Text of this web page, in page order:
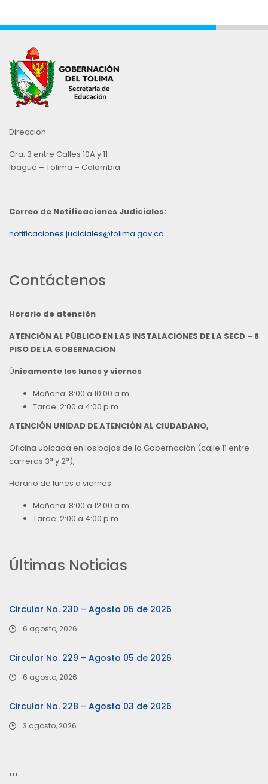
Direccion
Cra. 3 entre Calles 10A y 11
Ibagué – Tolima – Colombia
Correo de Notificaciones Judiciales:
notificaciones.judiciales@tolima.gov.co
Contáctenos
Horario de atención
ATENCIÓN AL PÚBLICO EN LAS INSTALACIONES DE LA SECD – 8
PISO DE LA GOBERNACION
Únicamente los lunes y viernes
Mañana: 8:00 a 10:00 a.m.
Tarde: 2:00 a 4:00 p.m
ATENCIÓN UNIDAD DE ATENCIÓN AL CIUDADANO,
Oficina ubicada en los bajos de la Gobernación (calle 11 entre
carreras 3ª y 2ª),
Horario de lunes a viernes
Mañana: 8:00 a 12:00 a.m.
Tarde: 2:00 a 4:00 p.m
Últimas Noticias
Circular No. 230 – Agosto 05 de 2026
6 agosto, 2026
Circular No. 229 – Agosto 05 de 2026
6 agosto, 2026
Circular No. 228 – Agosto 03 de 2026
3 agosto, 2026
…